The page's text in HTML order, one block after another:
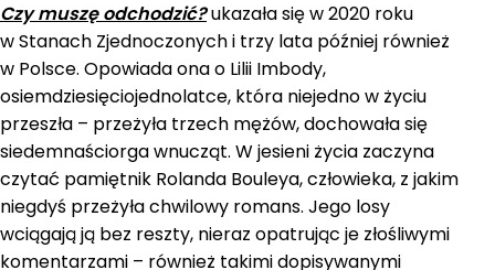
Czy muszę odchodzić?ukazała się w 2020 roku
w Stanach Zjednoczonych i trzy lata później również
w Polsce. Opowiada ona o Lilii Imbody,
osiemdziesięciojednolatce, która niejedno w życiu
przeszła – przeżyła trzech mężów, dochowała się
siedemnaściorga wnucząt. W jesieni życia zaczyna
czytać pamiętnik Rolanda Bouleya, człowieka, z jakim
niegdyś przeżyła chwilowy romans. Jego losy
wciągają ją bez reszty, nieraz opatrując je złośliwymi
komentarzami – również takimi dopisywanymi